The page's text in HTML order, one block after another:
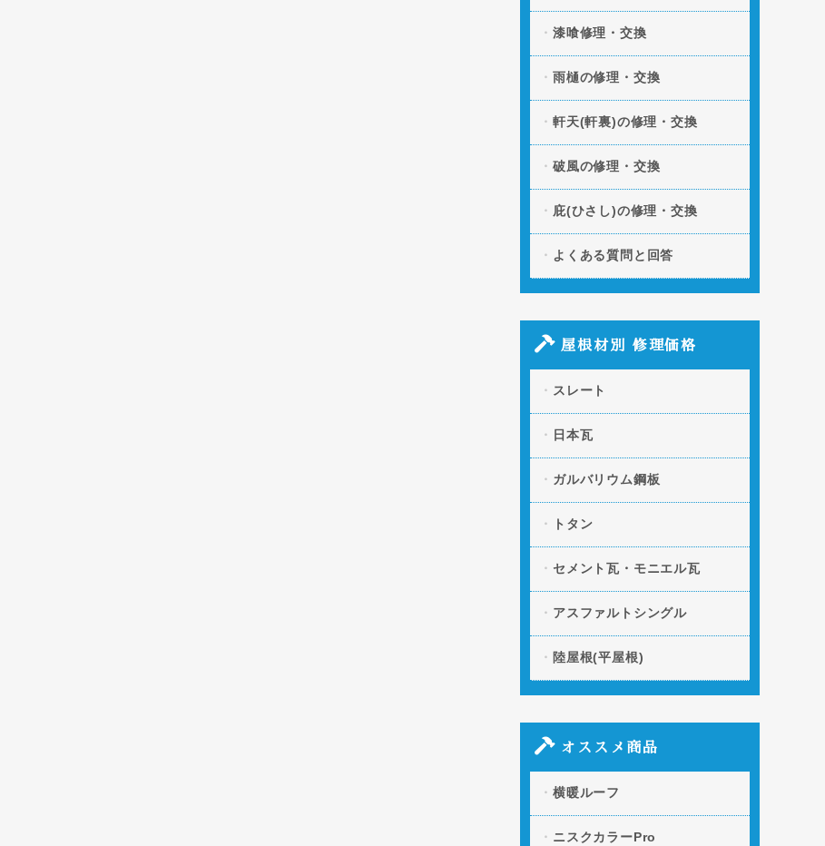
2026.01.20
「屋根の断熱・遮熱性を
向上させる方法とは？」の記事を追加し
ました。
2025.12.09
「屋根の色褪せの原因と
は？美観と機能性を守る塗装タイミン
グ」の記事を追加しました。
漆喰修理・交換
雨樋の修理・交換
軒天(軒裏)の修理・交換
破風の修理・交換
庇(ひさし)の修理・交換
よくある質問と回答
屋根材別 修理価格
スレート
日本瓦
ガルバリウム鋼板
トタン
セメント瓦・モニエル瓦
アスファルトシングル
陸屋根(平屋根)
オススメ商品
横暖ルーフ
ニスクカラーPro